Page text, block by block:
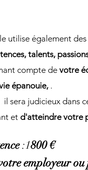
utilise également
talents,
compte devotre
épanouie, .
sera judicieux dans
et d'atteindre votre
:1800 €
employeur ou